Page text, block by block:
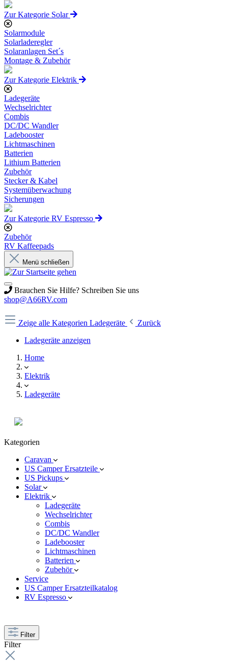
Zur Kategorie Solar
Solarmodule
Solarladeregler
Solaranlagen Set´s
Montage & Zubehör
Zur Kategorie Elektrik
Ladegeräte
Wechselrichter
Combis
DC/DC Wandler
Ladebooster
Lichtmaschinen
Batterien
Lithium Batterien
Zubehör
Stecker & Kabel
Systemüberwachung
Sicherungen
Zur Kategorie RV Espresso
Zubehör
RV Kaffeepads
Menü schließen
Brauchen Sie Hilfe? Schreiben Sie uns
shop@A66RV.com
Zeige alle Kategorien Ladegeräte
Zurück
Ladegeräte anzeigen
Home
Elektrik
Ladegeräte
Kategorien
Caravan
US Camper Ersatzteile
US Pickups
Solar
Elektrik
Ladegeräte
Wechselrichter
Combis
DC/DC Wandler
Ladebooster
Lichtmaschinen
Batterien
Zubehör
Service
US Camper Ersatzteilkatalog
RV Espresso
Filter
Filter